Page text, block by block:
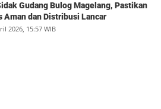
Gudang Bulog Magelang, Pastikan
Aman dan Distribusi Lancar
2026, 15:57 WIB